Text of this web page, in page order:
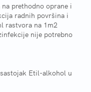
prethodno oprane i
radnih površina i
rastvora na 1m2
nije potrebno
Etil-alkohol u